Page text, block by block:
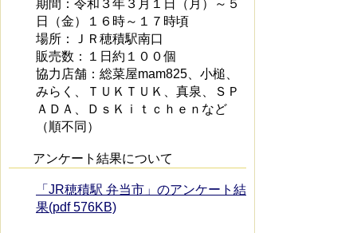
期間：令和３年３月１日（月）～５
日（金）１６時～１７時頃
場所：ＪＲ穂積駅南口
販売数：１日約１００個
協力店舗：総菜屋mam825、小槌、
みらく、ＴＵＫＴＵＫ、真泉、ＳＰ
ＡＤＡ、ＤｓＫｉｔｃｈｅｎなど
（順不同）
アンケート結果について
「JR穂積駅 弁当市」のアンケート結
果(pdf 576KB)